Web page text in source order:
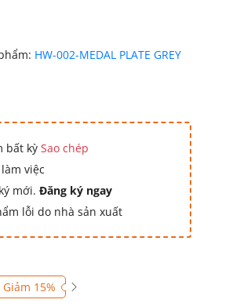
HW-002-MEDAL PLATE GREY
bất kỳ Sao chép
việc
mới. Đăng ký ngay
lỗi do nhà sản xuất
Giảm 15%